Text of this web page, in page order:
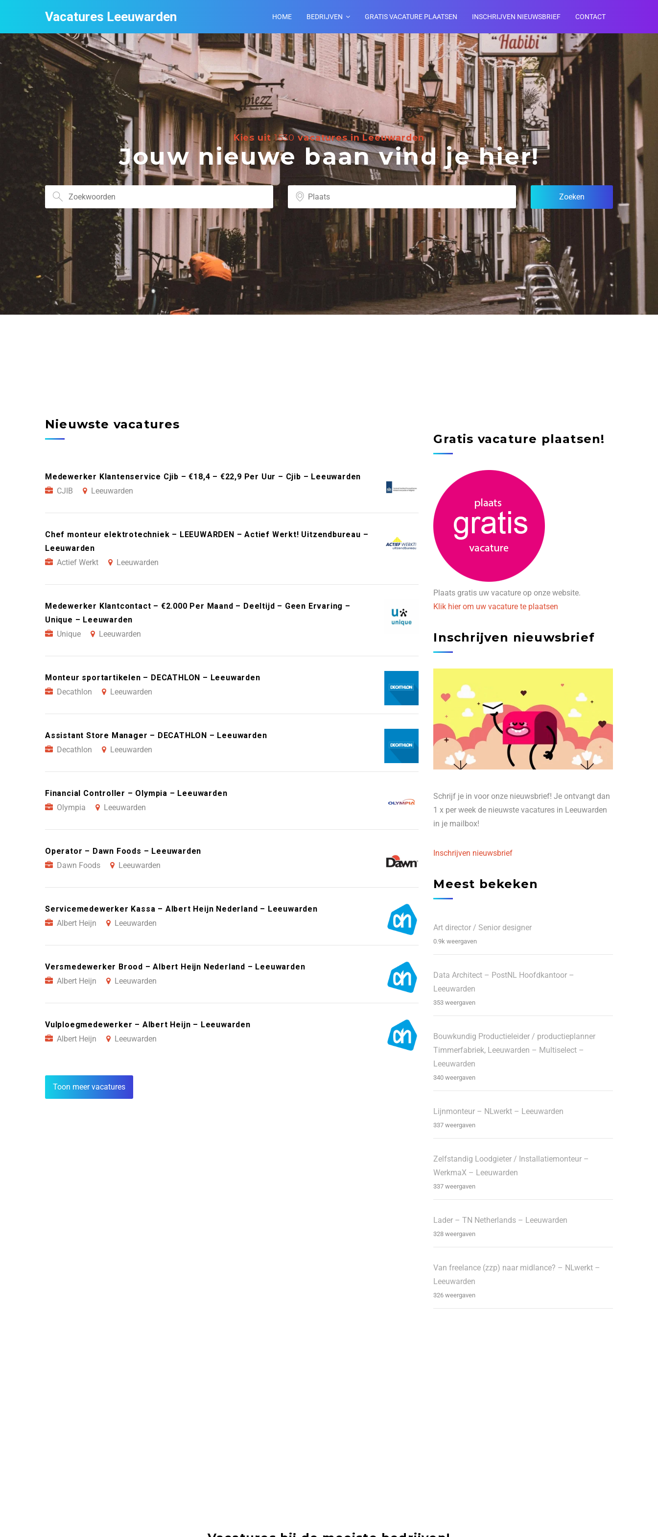
Vacatures Leeuwarden HOME BEDRIJVEN GRATIS VACATURE PLAATSEN INSCHRIJVEN NIEUWSBRIEF CONTACT
Kies uit1530 vacatures in Leeuwarden
Jouw nieuwe baan vind je hier!
Nieuwste vacatures
Medewerker Klantenservice Cjib – €18,4 – €22,9 Per Uur – Cjib – Leeuwarden
CJIB
Leeuwarden
Chef monteur elektrotechniek – LEEUWARDEN – Actief Werkt! Uitzendbureau –
Leeuwarden
Actief Werkt
Leeuwarden
Medewerker Klantcontact – €2.000 Per Maand – Deeltijd – Geen Ervaring –
Unique – Leeuwarden
Unique
Leeuwarden
Monteur sportartikelen – DECATHLON – Leeuwarden
Decathlon
Leeuwarden
Assistant Store Manager – DECATHLON – Leeuwarden
Decathlon
Leeuwarden
Financial Controller – Olympia – Leeuwarden
Olympia
Leeuwarden
Operator – Dawn Foods – Leeuwarden
Dawn Foods
Leeuwarden
Servicemedewerker Kassa – Albert Heijn Nederland – Leeuwarden
Albert Heijn
Leeuwarden
Versmedewerker Brood – Albert Heijn Nederland – Leeuwarden
Albert Heijn
Leeuwarden
Vulploegmedewerker – Albert Heijn – Leeuwarden
Albert Heijn
Leeuwarden
Toon meer vacatures
Gratis vacature plaatsen!
Plaats gratis uw vacature op onze website.
Klik hier om uw vacature te plaatsen
Inschrijven nieuwsbrief
Schrijf je in voor onze nieuwsbrief! Je ontvangt dan
1 x per week de nieuwste vacatures in Leeuwarden
in je mailbox!
Inschrijven nieuwsbrief
Meest bekeken
Art director / Senior designer
0.9k weergaven
Data Architect – PostNL Hoofdkantoor –
Leeuwarden
353 weergaven
Bouwkundig Productieleider / productieplanner
Timmerfabriek, Leeuwarden – Multiselect –
Leeuwarden
340 weergaven
Lijnmonteur – NLwerkt – Leeuwarden
337 weergaven
Zelfstandig Loodgieter / Installatiemonteur –
WerkmaX – Leeuwarden
337 weergaven
Lader – TN Netherlands – Leeuwarden
328 weergaven
Van freelance (zzp) naar midlance? – NLwerkt –
Leeuwarden
326 weergaven